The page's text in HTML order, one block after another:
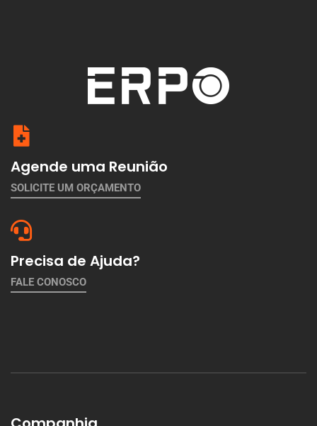
Agende uma Reunião
SOLICITE UM ORÇAMENTO
Precisa de Ajuda?
FALE CONOSCO